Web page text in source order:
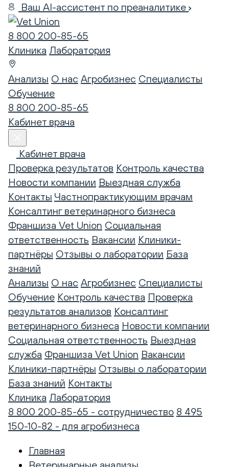
Ваш AI-ассистент по преаналитике
8 800 200-85-65
Клиника Лаборатория
Анализы О нас Агробизнес Специалисты
Обучение
8 800 200-85-65
Кабинет врача
Кабинет врача
Проверка результатов Контроль качества
Новости компании Выездная служба
Контакты Частнопрактикующим врачам
Консалтинг ветеринарного бизнеса
Франшиза Vet Union Социальная
ответственность Вакансии Клиники-
партнёры Отзывы о лаборатории База
знаний
Анализы О нас Агробизнес Специалисты
Обучение Контроль качества Проверка
результатов анализов Консалтинг
ветеринарного бизнеса Новости компании
Социальная ответственность Выездная
служба Франшиза Vet Union Вакансии
Клиники-партнёры Отзывы о лаборатории
База знаний Контакты
Клиника Лаборатория
8 800 200-85-65 - сотрудничество 8 495
150-10-82 - для агробизнеса
Главная